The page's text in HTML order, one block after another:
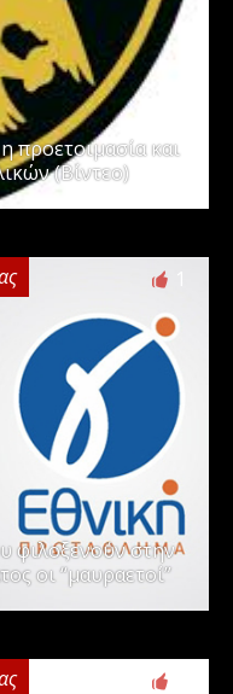
και
(Βίντεο)
φιλοξενούν στην
οι “μαυραετοί”